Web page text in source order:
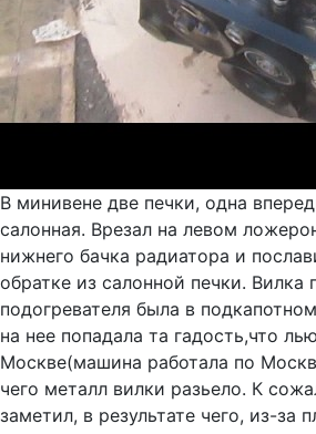
В минивене две печки, одна
салонная. Врезал на левом
нижнего бачка радиатора и
обратке из салонной печки. Вилка
подогревателя была в
на нее попадала та гадость,что
Москве(машина работала по
чего металл вилки разьело. К
заметил, в результате чего, из-за